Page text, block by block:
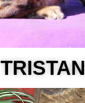
TRISTAN